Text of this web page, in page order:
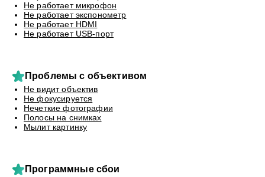
Не работает микрофон
Не работает экспонометр
Не работает HDMI
Не работает USB-порт
Проблемы с объективом
Не видит объектив
Не фокусируется
Нечеткие фотографии
Полосы на снимках
Мылит картинку
Программные сбои